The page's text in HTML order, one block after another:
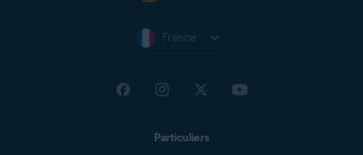
France
Particuliers